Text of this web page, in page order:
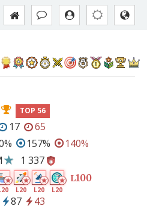
TOP 56
17
65
157%
140%
1 337
L20 L20 L20
L100
87
43